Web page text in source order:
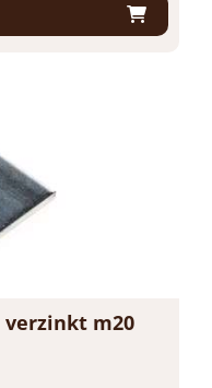
verzinkt m20